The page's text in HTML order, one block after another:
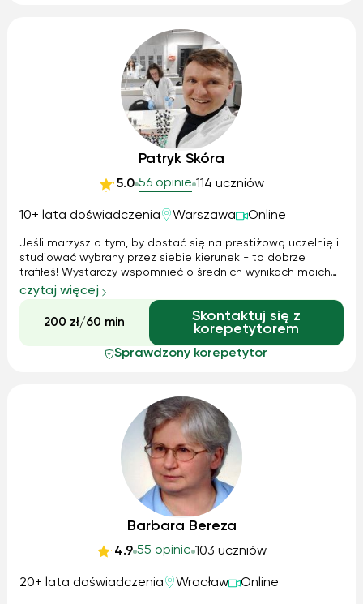
Patryk Skóra
5.0 56 opinie 114 uczniów
10+ lata doświadczenia Warszawa Online
Jeśli marzysz o tym, by dostać się na prestiżową uczelnię i
studiować wybrany przez siebie kierunek - to dobrze
trafiłeś! Wystarczy wspomnieć o średnich wynikach moich
uczniów z majowych egzaminów: - 78% matura polska, -
62% IB HL, - 61% IB SL, - 74% GCSE. Programy nauczania: - IB
SL/ IB HL - A...
czytaj więcej
200 zł/60 min
Skontaktuj się z
korepetytorem
Sprawdzony korepetytor
Barbara Bereza
4.9 55 opinie 103 uczniów
20+ lata doświadczenia Wrocław Online